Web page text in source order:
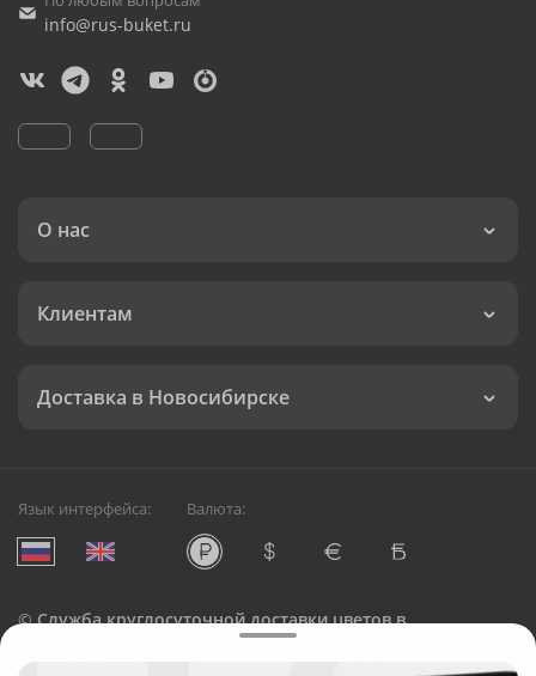
info@rus-buket.ru
О нас
Клиентам
Доставка в Новосибирске
Язык интерфейса: Валюта:
©Служба круглосуточной доставки цветов в
Русский Букет, 2026